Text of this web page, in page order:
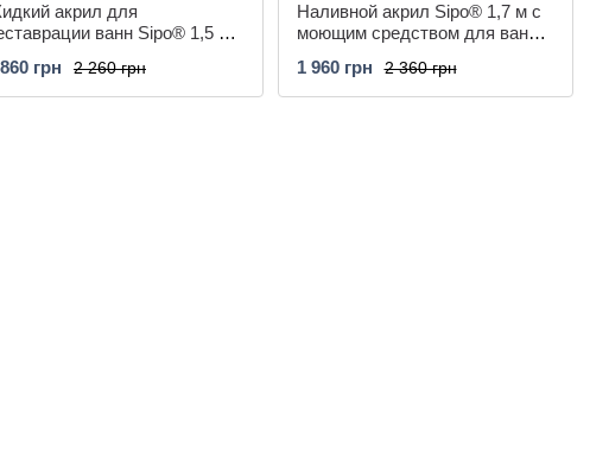
акрил для
ванн Sipo® 1,5 м
2 260 грн
грн
Наливной акрил Sipo® 1,7 м с
моющим средством для ванн
2 360 грн
1 960 грн